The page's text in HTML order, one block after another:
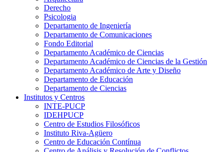
Derecho
Psicologia
Departamento de Ingeniería
Departamento de Comunicaciones
Fondo Editorial
Departamento Académico de Ciencias
Departamento Académico de Ciencias de la Gestión
Departamento Académico de Arte y Diseño
Departamento de Educación
Departamento de Ciencias
Institutos y Centros
INTE-PUCP
IDEHPUCP
Centro de Estudios Filosóficos
Instituto Riva-Agüero
Centro de Educación Contínua